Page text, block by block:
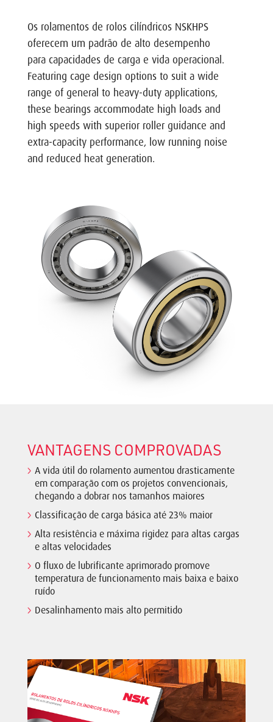
Os rolamentos de rolos cilíndricos NSKHPS
oferecem um padrão de alto desempenho
para capacidades de carga e vida operacional.
Featuring cage design options to suit a wide
range of general to heavy-duty applications,
these bearings accommodate high loads and
high speeds with superior roller guidance and
extra-capacity performance, low running noise
and reduced heat generation.
VANTAGENS COMPROVADAS
A vida útil do rolamento aumentou drasticamente
em comparação com os projetos convencionais,
chegando a dobrar nos tamanhos maiores
Classificação de carga básica até 23% maior
Alta resistência e máxima rigidez para altas cargas
e altas velocidades
O fluxo de lubrificante aprimorado promove
temperatura de funcionamento mais baixa e baixo
ruído
Desalinhamento mais alto permitido